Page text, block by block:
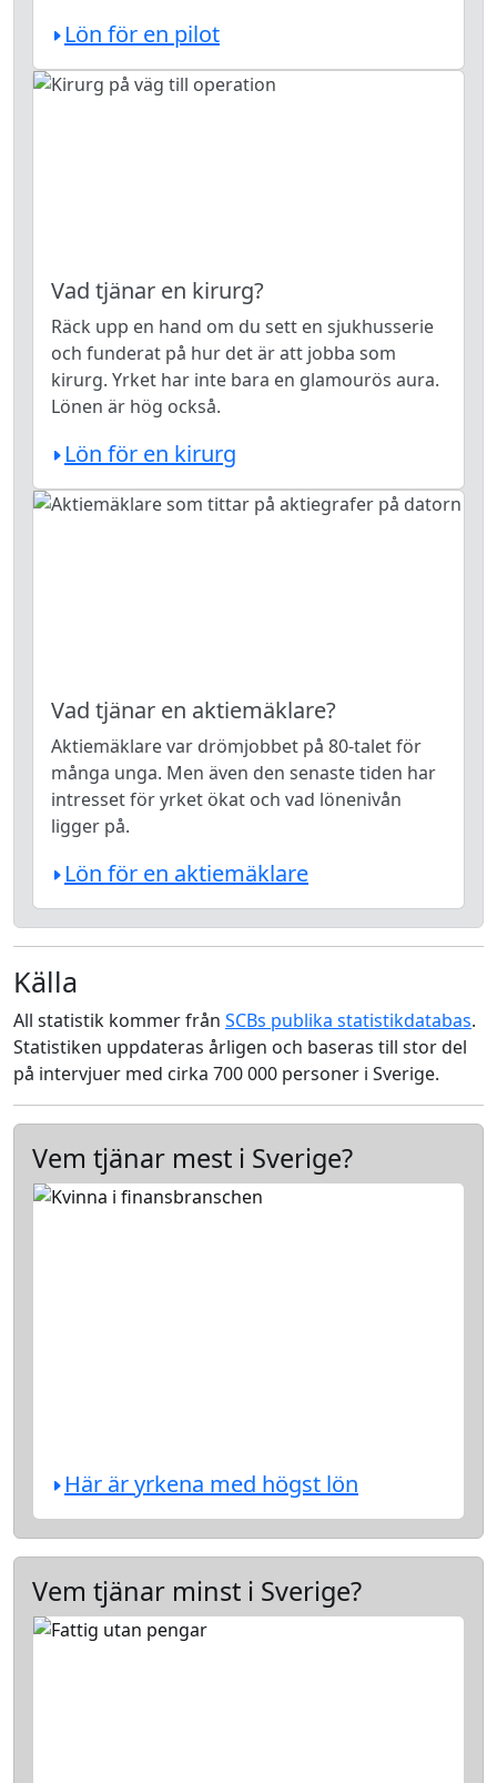
Lön för en pilot
Vad tjänar en kirurg?
Räck upp en hand om du sett en sjukhusserie
och funderat på hur det är att jobba som
kirurg. Yrket har inte bara en glamourös aura.
Lönen är hög också.
Lön för en kirurg
Vad tjänar en aktiemäklare?
Aktiemäklare var drömjobbet på 80-talet för
många unga. Men även den senaste tiden har
intresset för yrket ökat och vad lönenivån
ligger på.
Lön för en aktiemäklare
Källa
All statistik kommer från SCBs publika statistikdatabas.
Statistiken uppdateras årligen och baseras till stor del
på intervjuer med cirka 700 000 personer i Sverige.
Vem tjänar mest i Sverige?
Här är yrkena med högst lön
Vem tjänar minst i Sverige?